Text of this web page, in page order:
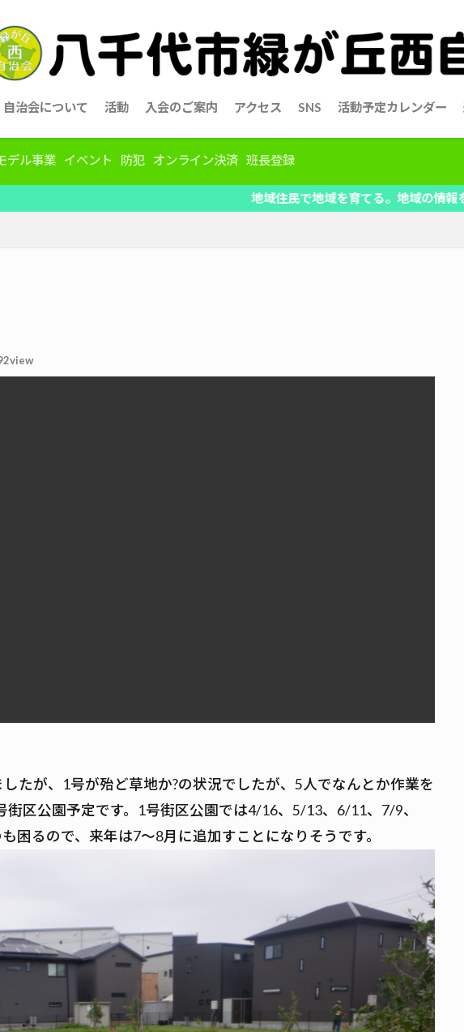
自治会について 活動 入会のご案内 アクセス SNS 活動予定カレンダー
デル事業 イベント 防犯 オンライン決済 班長登録
地域住民で地域を育てる。地域の情報を共有、自治会活動
たが、1号が殆ど草地か?の状況でしたが、5人でなんとか作業を
区公園予定です。1号街区公園では4/16、5/13、6/11、7/9、
困るので、来年は7～8月に追加すことになりそうです。